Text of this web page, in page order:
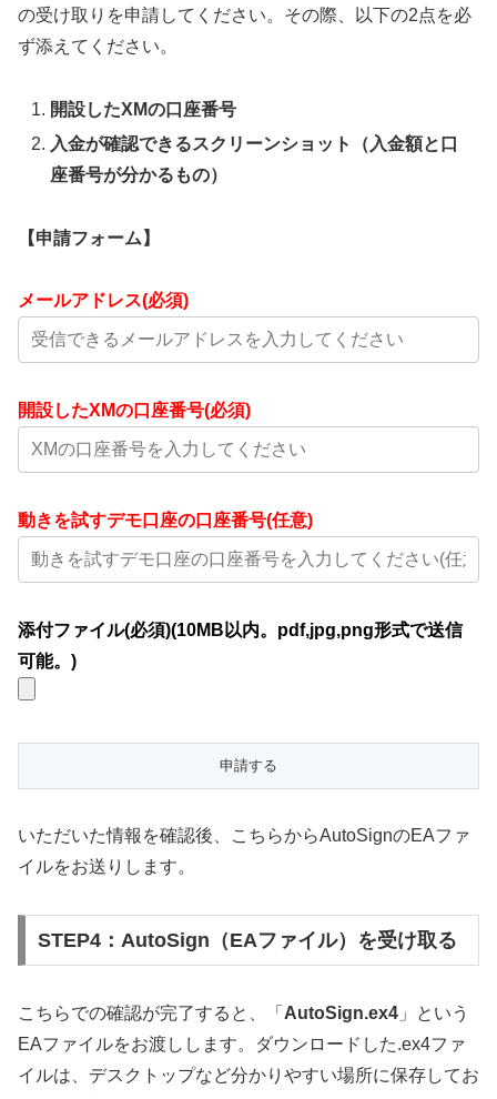
の受け取りを申請してください。その際、以下の2点を必
ず添えてください。
開設したXMの口座番号
入金が確認できるスクリーンショット（入金額と口
座番号が分かるもの）
【申請フォーム】
メールアドレス(必須)
開設したXMの口座番号(必須)
動きを試すデモ口座の口座番号(任意)
添付ファイル(必須)(10MB以内。pdf,jpg,png形式で送信
可能。)
いただいた情報を確認後、こちらからAutoSignのEAファ
イルをお送りします。
STEP4：AutoSign（EAファイル）を受け取る
こちらでの確認が完了すると、「 AutoSign.ex4 」という
EAファイルをお渡しします。ダウンロードした.ex4ファ
イルは、デスクトップなど分かりやすい場所に保存してお